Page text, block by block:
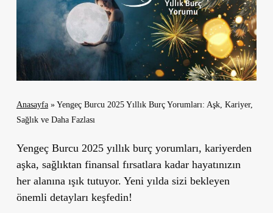
Anasayfa» Yengeç Burcu 2025 Yıllık Burç Yorumları: Aşk, Kariyer,
Sağlık ve Daha Fazlası
Yengeç Burcu 2025 yıllık burç yorumları, kariyerden
aşka, sağlıktan finansal fırsatlara kadar hayatınızın
her alanına ışık tutuyor. Yeni yılda sizi bekleyen
önemli detayları keşfedin!